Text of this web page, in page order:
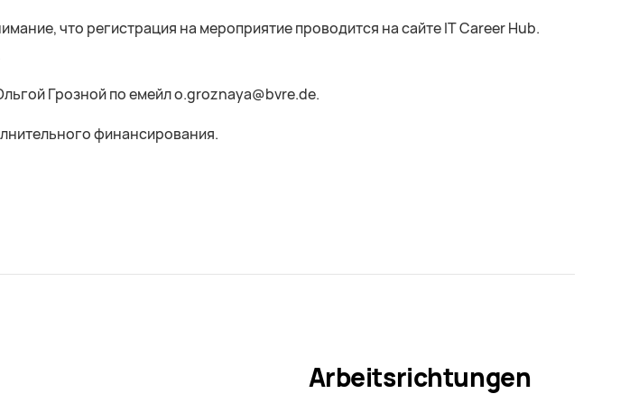
что регистрация на мероприятие проводится на сайте IT Career Hub.
Грозной по емейл o.groznaya@bvre.de.
финансирования.
Arbeitsrichtungen